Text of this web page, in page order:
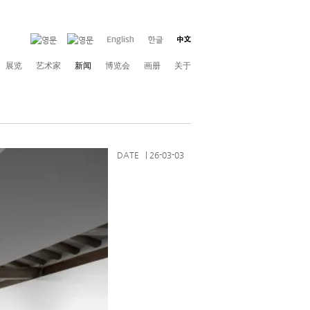
展览 艺术家 新闻 博览会 画册 关于
DATE | 26-03-03